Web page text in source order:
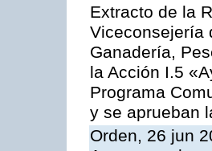
Extracto de la
Viceconsejería
Ganadería,
la Acción I.5
Programa
y se aprueban
Orden, 26 jun